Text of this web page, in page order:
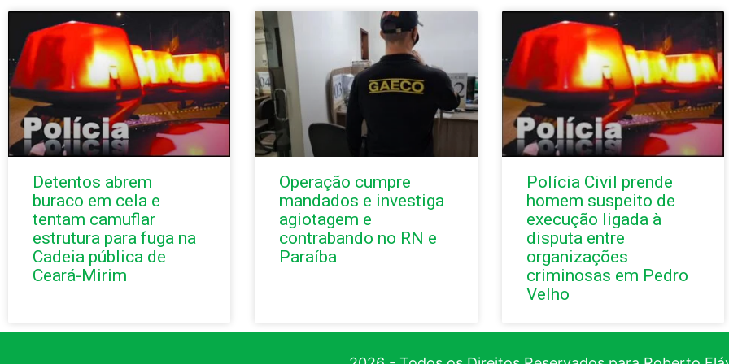
Detentos abrem
buraco em cela e
tentam camuflar
estrutura para fuga na
Cadeia pública de
Ceará-Mirim
Operação cumpre
mandados e investiga
agiotagem e
contrabando no RN e
Paraíba
Polícia Civil prende
homem suspeito de
execução ligada à
disputa entre
organizações
criminosas em Pedro
Velho